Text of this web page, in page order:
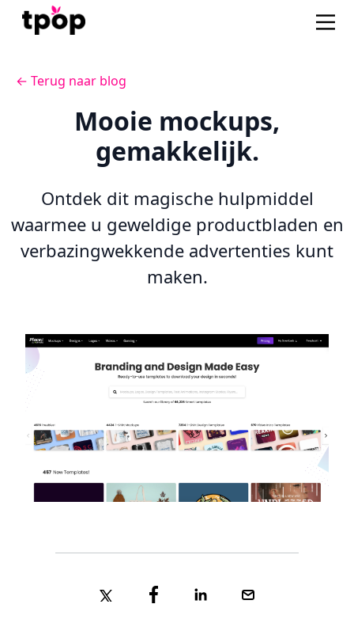
← Terug naar blog
Mooie mockups,
gemakkelijk.
Ontdek dit magische hulpmiddel
waarmee u geweldige productbladen en
verbazingwekkende advertenties kunt
maken.